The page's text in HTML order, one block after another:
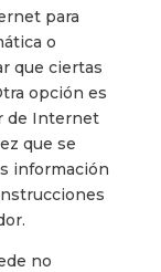
para
o
que ciertas
opción es
de Internet
que se
información
no